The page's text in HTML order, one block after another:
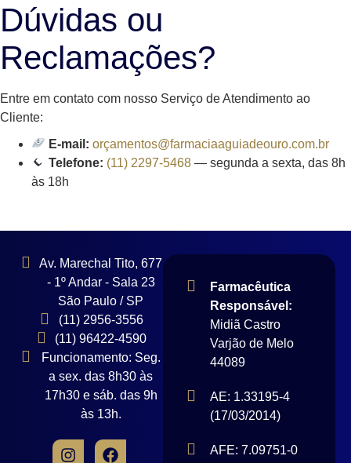
Dúvidas ou
Reclamações?
Entre em contato com nosso Serviço de Atendimento ao
Cliente:
E-mail: orçamentos@farmaciaaguiadeouro.com.br
Telefone: (11) 2297-5468 — segunda a sexta, das 8h
às 18h
Av. Marechal Tito, 677
- 1º Andar - Sala 23
São Paulo / SP
(11) 2956-3556
(11) 96422-4590
Funcionamento: Seg.
a sex. das 8h30 às
17h30 e sáb. das 9h
às 13h.
Farmacêutica
Responsável:
Midiã Castro
Varjão de Melo
44089
AE: 1.33195-4
(17/03/2014)
AFE: 7.09751-0